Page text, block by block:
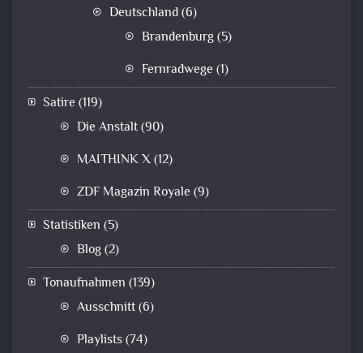
Deutschland(6)
Brandenburg(5)
Fernradwege (1)
Satire (119)
Die Anstalt(90)
MAITHINK X(12)
ZDF Magazin Royale (9)
Statistiken (5)
Blog(2)
Tonaufnahmen (139)
Ausschnitt(6)
Playlists(74)